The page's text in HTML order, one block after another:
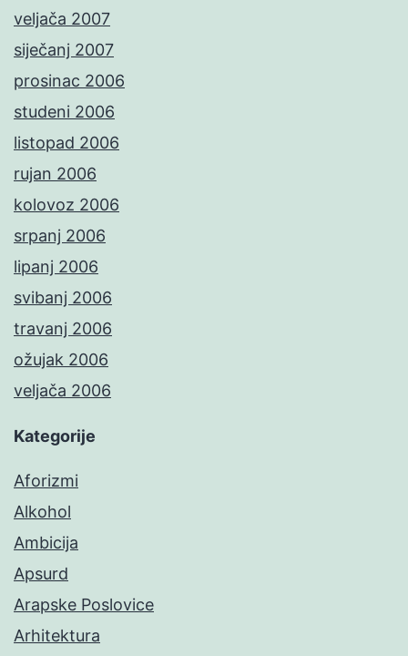
veljača 2007
siječanj 2007
prosinac 2006
studeni 2006
listopad 2006
rujan 2006
kolovoz 2006
srpanj 2006
lipanj 2006
svibanj 2006
travanj 2006
ožujak 2006
veljača 2006
Kategorije
Aforizmi
Alkohol
Ambicija
Apsurd
Arapske Poslovice
Arhitektura